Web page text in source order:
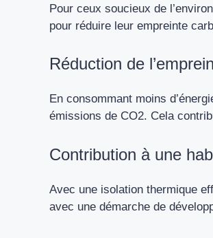
Pour ceux soucieux de
pour réduire leur empreinte
Réduction de
En consommant moins
émissions de CO2. Cela
Contribution à une
Avec une isolation thermique
avec une démarche de